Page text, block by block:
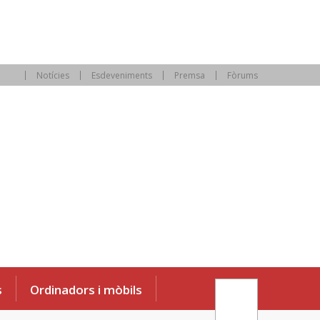
Notícies Esdeveniments Premsa Fòrums
Ordinadors i mòbils